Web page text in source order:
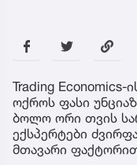
Trading Economics-
ოქროს ფასი
ბოლო ორი თვის
ექსპერტები
მთავარი